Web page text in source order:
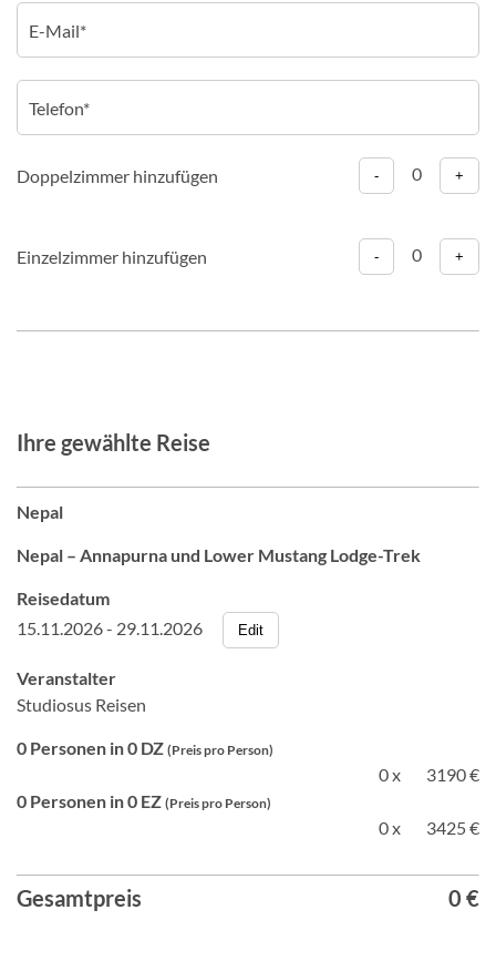
Doppelzimmer hinzufügen - 0 +
Einzelzimmer hinzufügen - 0 +
Ihre gewählte Reise
Nepal
Nepal – Annapurna und Lower Mustang Lodge-Trek
Reisedatum
15.11.2026 - 29.11.2026
Edit
Veranstalter
Studiosus Reisen
0 Personen in 0 DZ (Preis pro Person)
0 x
3190 €
0 Personen in 0 EZ (Preis pro Person)
0 x 3425 €
Gesamtpreis 0 €